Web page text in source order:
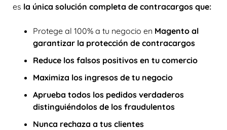
es la única solución completa de contracargos que:
Protege al 100% a tu negocio en Magento al
garantizar la protección de contracargos
Reduce los falsos positivos en tu comercio
Maximiza los ingresos de tu negocio
Aprueba todos los pedidos verdaderos
distinguiéndolos de los fraudulentos
Nunca rechaza a tus clientes